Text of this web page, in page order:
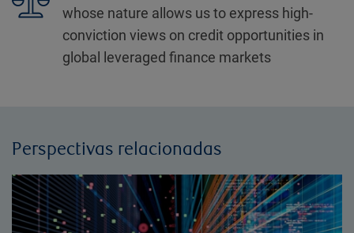
whose nature allows us to express high-
conviction views on credit opportunities in
global leveraged finance markets
Perspectivas relacionadas